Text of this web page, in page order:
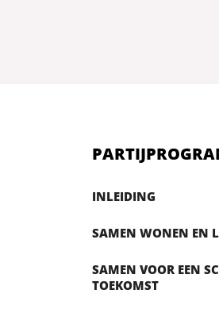
INLEIDING
SAMEN WONEN EN
SAMEN VOOR EEN
TOEKOMST